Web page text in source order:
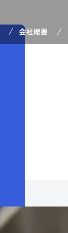
会社概要